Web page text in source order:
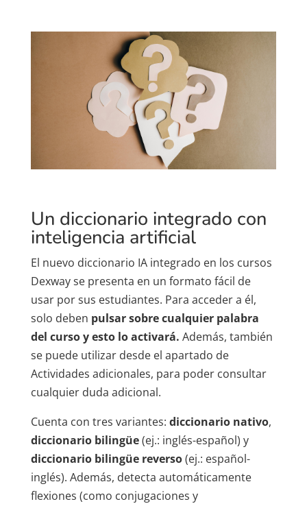
Un diccionario integrado con
inteligencia artificial
El nuevo diccionario IA integrado en los cursos
Dexway se presenta en un formato fácil de
usar por sus estudiantes. Para acceder a él,
solo deben pulsar sobre cualquier palabra
del curso y esto lo activará. Además, también
se puede utilizar desde el apartado de
Actividades adicionales, para poder consultar
cualquier duda adicional.
Cuenta con tres variantes: diccionario nativo,
diccionario bilingüe(ej.: inglés-español) y
diccionario bilingüe reverso(ej.: español-
inglés). Además, detecta automáticamente
flexiones (como conjugaciones y